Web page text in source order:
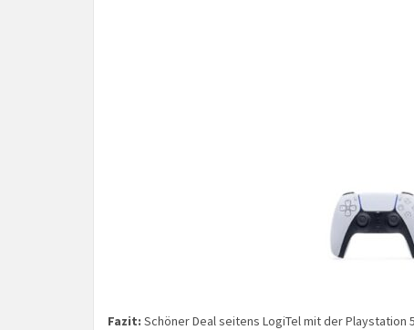
Fazit: Schöner Deal seitens LogiTel mit der Playstation